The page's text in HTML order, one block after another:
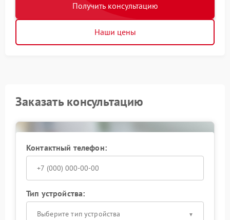
Получить консультацию
Наши цены
Заказать консультацию
Контактный телефон:
Тип устройства:
Выберите тип устройства